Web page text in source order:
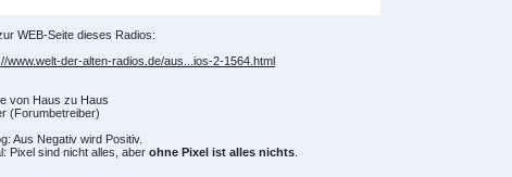
WEB-Seite dieses Radios:
www.welt-der-alten-radios.de/aus...ios-2-1564.html
von Haus zu Haus
(Forumbetreiber)
Aus Negativ wird Positiv.
Pixel sind nicht alles, aber ohne Pixel ist alles nichts